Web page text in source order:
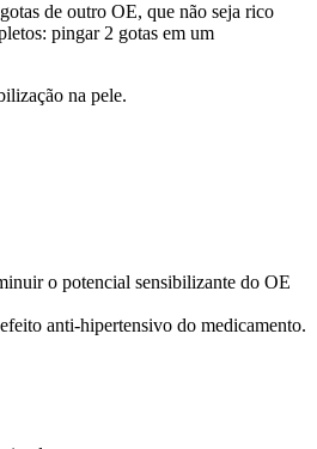
de outro OE, que não seja rico
pingar 2 gotas em um
na pele.
o potencial sensibilizante do OE
anti-hipertensivo do medicamento.